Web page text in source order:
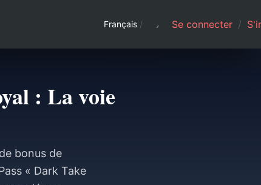
Français / Se connecter /
: La voie
bonus de
« Dark Take